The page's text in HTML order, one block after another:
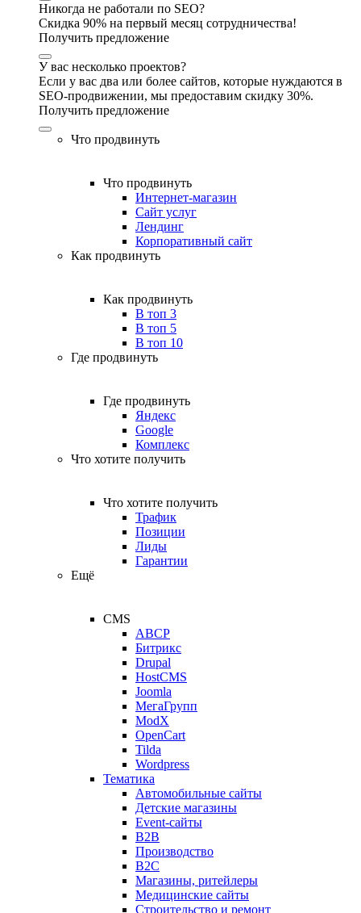
Никогда не работали по SEO?
Скидка 90% на первый месяц сотрудничества!
Получить предложение
У вас несколько проектов?
Если у вас два или более сайтов, которые нуждаются в
SEO-продвижении, мы предоставим скидку 30%.
Получить предложение
Что продвинуть
Что продвинуть
Интернет-магазин
Сайт услуг
Лендинг
Корпоративный сайт
Как продвинуть
Как продвинуть
В топ 3
В топ 5
В топ 10
Где продвинуть
Где продвинуть
Яндекс
Google
Комплекс
Что хотите получить
Что хотите получить
Трафик
Позиции
Лиды
Гарантии
Ещё
CMS
ABCP
Битрикс
Drupal
HostCMS
Joomla
МегаГрупп
ModX
OpenCart
Tilda
Wordpress
Тематика
Автомобильные сайты
Детские магазины
Event-сайты
B2B
Производство
B2C
Магазины, ритейлеры
Медицинские сайты
Строительство и ремонт